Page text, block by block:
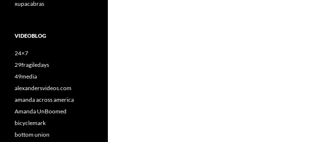
xupacabras
VIDEOBLOG
24×7
29fragiledays
49media
alexandersvideos.com
amanda across america
Amanda UnBoomed
bicyclemark
bottom union